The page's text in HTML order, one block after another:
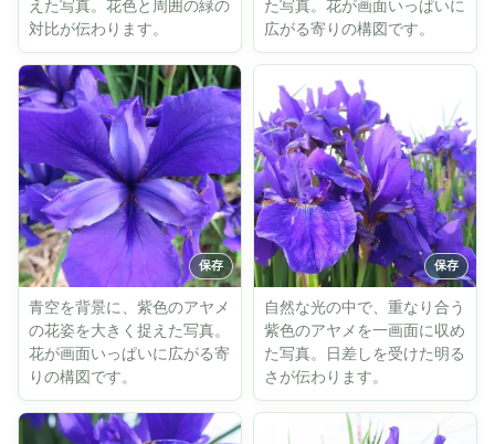
えた写真。花色と周囲の緑の
対比が伝わります。
た写真。花が画面いっぱいに
広がる寄りの構図です。
青空を背景に、紫色のアヤメ
の花姿を大きく捉えた写真。
花が画面いっぱいに広がる寄
りの構図です。
自然な光の中で、重なり合う
紫色のアヤメを一画面に収め
た写真。日差しを受けた明る
さが伝わります。